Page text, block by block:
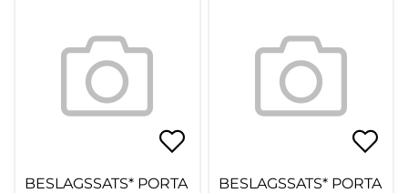
BESLAGSSATS* PORTA
BESLAGSSATS* PORTA